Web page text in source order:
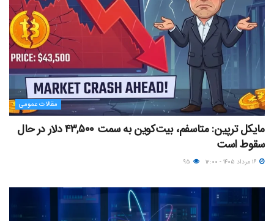
مقالات عمومی
مایکل ترپین: متاسفم، بیت‌کوین به سمت ۴۳,۵۰۰ دلار در حال
سقوط است